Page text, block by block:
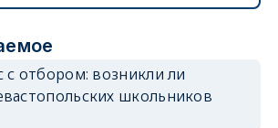
с отбором: возникли ли
школьников